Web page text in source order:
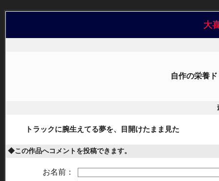
大
自作の栄養
トラックに腕生えてる夢を、目開けたまま見た
◆この作品へコメントを投稿できます。
お名前：